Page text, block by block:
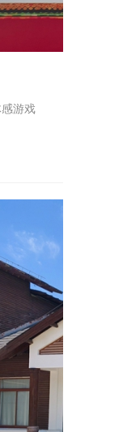
游戏